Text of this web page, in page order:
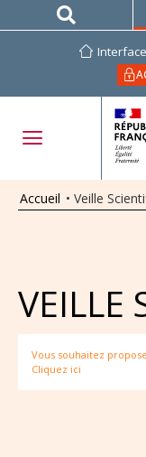
Accueil • Veille
VEILLE
Vous souhaitez
Cliquez ici